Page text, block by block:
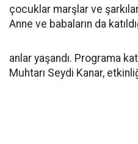
çocuklar marşlar ve
Anne ve babaların da
anlar yaşandı. Programa
Muhtarı Seydi Kanar,